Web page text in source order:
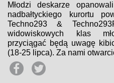
Młodzi deskarze
nadbałtyckiego kurortu
Techno293 &
widowiskowych klas
przyciągać będą uwagę
(18-25 lipca). Za nami